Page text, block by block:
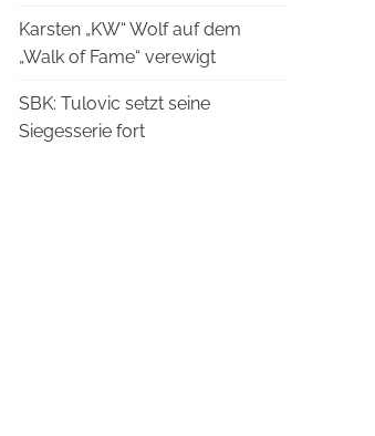
Karsten „KW“ Wolf auf dem
„Walk of Fame“ verewigt
SBK: Tulovic setzt seine
Siegesserie fort